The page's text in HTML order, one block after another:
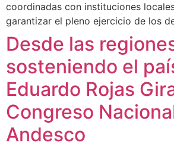
coordinadas con instituciones
garantizar el pleno ejercicio de los
Desde las
sosteniendo el
Eduardo Rojas
Congreso
Andesco